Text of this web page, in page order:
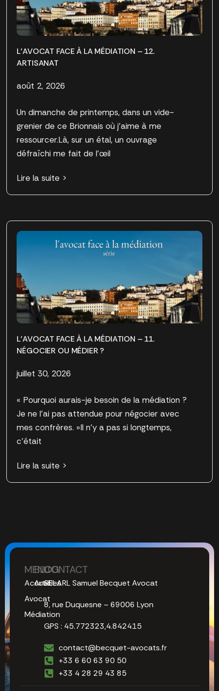
L’AVOCAT FACE À LA MÉDIATION – 12.
ARTISANAT
août 2, 2026
Un dimanche de printemps, dans un vide-
grenier de ce Brionnais où j’aime à me
ressourcer.Là, sur un étal, un ouvrage
défraîchi me fait de l’œil
Lire la suite >
L’AVOCAT FACE À LA MÉDIATION – 11.
NÉGOCIER OU MÉDIER ?
juillet 30, 2026
« Pourquoi aurais-je besoin de la médiation ?
Je ne l’ai pas attendue pour négocier avec
mes confrères. »Il n’y a pas si longtemps,
c’était
Lire la suite >
MENU
Accueil
Avocat
Médiation
BLOG
Articles
CONTACT
SELARL Samuel Becquet Avocat
8, rue Duquesne – 69006 Lyon
GPS : 45.772323,4.842415
contact@becquet-avocats.fr
+33 6 60 63 90 50
+33 4 28 29 43 85